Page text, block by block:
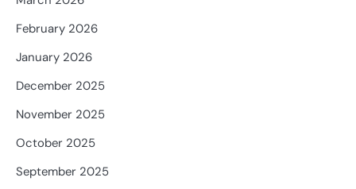
February 2026
January 2026
December 2025
November 2025
October 2025
September 2025